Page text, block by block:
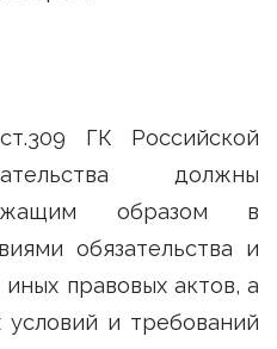
ГК Российской
должны
образом в
обязательства и
правовых актов, а
условий и требований